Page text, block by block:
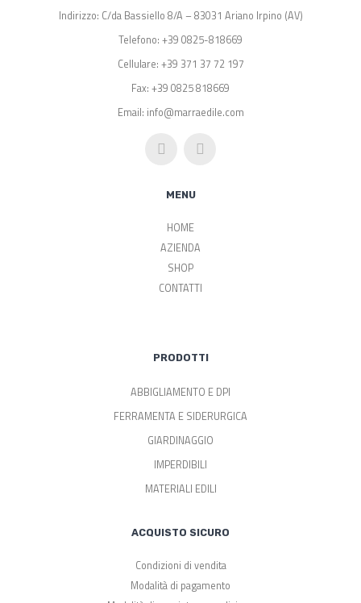
Indirizzo: C/da Bassiello 8/A – 83031 Ariano Irpino (AV)
Telefono: +39 0825-818669
Cellulare: +39 371 37 72 197
Fax: +39 0825 818669
Email: info@marraedile.com
MENU
HOME
AZIENDA
SHOP
CONTATTI
PRODOTTI
ABBIGLIAMENTO E DPI
FERRAMENTA E SIDERURGICA
GIARDINAGGIO
IMPERDIBILI
MATERIALI EDILI
ACQUISTO SICURO
Condizioni di vendita
Modalità di pagamento